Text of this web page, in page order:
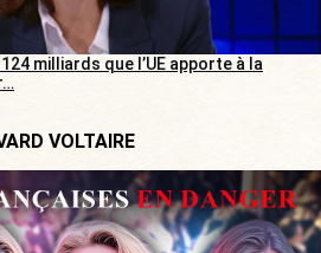
milliards que l’UE apporte à la
VOLTAIRE